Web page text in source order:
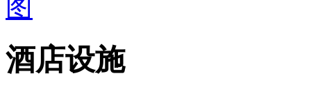
酒店设施